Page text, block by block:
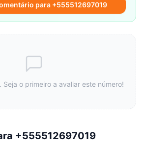
para +555512697019
Seja o primeiro a avaliar este número!
+555512697019